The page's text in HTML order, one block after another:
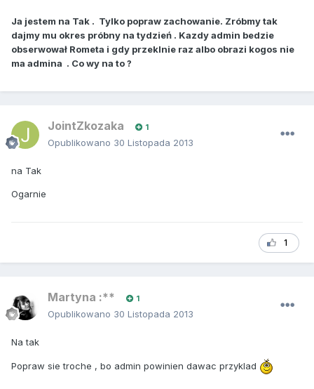
Ja jestem na Tak . Tylko popraw zachowanie. Zróbmy tak
dajmy mu okres próbny na tydzień . Kazdy admin bedzie
obserwował Rometa i gdy przeklnie raz albo obrazi kogos nie
ma admina . Co wy na to ?
JointZkozaka 1
Opublikowano 30 Listopada 2013
na Tak
Ogarnie
1
Martyna :** 1
Opublikowano 30 Listopada 2013
Na tak
Popraw sie troche , bo admin powinien dawac przyklad